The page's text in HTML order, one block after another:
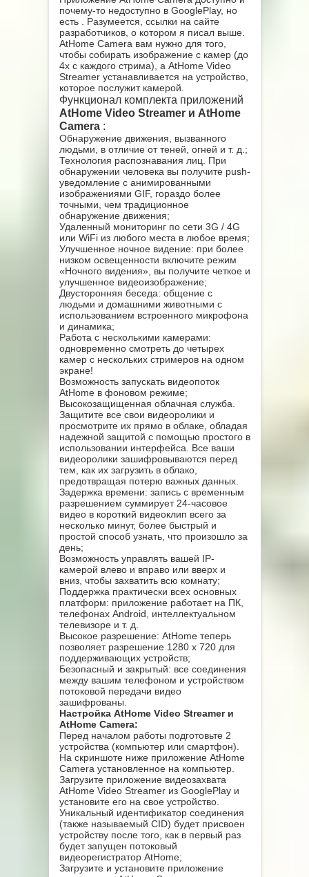
почему-то недоступно в GooglePlay, но
есть . Разумеется, ссылки на сайте
разработчиков, о котором я писал выше.
AtHome Camera вам нужно для того,
чтобы собирать изображение с камер (до
4х с каждого стрима), а AtHome Video
Streamer устанавливается на устройство,
которое послужит камерой.
Функционал комплекта приложений
AtHome Video Streamer и AtHome
Camera :
Обнаружение движения, вызванного
людьми, в отличие от теней, огней и т. д.;
Технология распознавания лиц. При
обнаружении человека вы получите push-
уведомление с анимированными
изображениями GIF, гораздо более
точными, чем традиционное
обнаружение движения;
Удаленный мониторинг по сети 3G / 4G
или WiFi из любого места в любое время;
Улучшенное ночное видение: при более
низком освещенности включите режим
«Ночного видения», вы получите четкое и
улучшенное видеоизображение;
Двусторонняя беседа: общение с
людьми и домашними животными с
использованием встроенного микрофона
и динамика;
Работа с несколькими камерами:
одновременно смотреть до четырех
камер с нескольких стримеров на одном
экране!
Возможность запускать видеопоток
AtHome в фоновом режиме;
Высокозащищенная облачная служба.
Защитите все свои видеоролики и
просмотрите их прямо в облаке, обладая
надежной защитой с помощью простого в
использовании интерфейса. Все ваши
видеоролики зашифровываются перед
тем, как их загрузить в облако,
предотвращая потерю важных данных.
Задержка времени: запись с временным
разрешением суммирует 24-часовое
видео в короткий видеоклип всего за
несколько минут, более быстрый и
простой способ узнать, что произошло за
день;
Возможность управлять вашей IP-
камерой влево и вправо или вверх и
вниз, чтобы захватить всю комнату;
Поддержка практически всех основных
платформ: приложение работает на ПК,
телефонах Android, интеллектуальном
телевизоре и т. д.
Высокое разрешение: AtHome теперь
позволяет разрешение 1280 x 720 для
поддерживающих устройств;
Безопасный и закрытый: все соединения
между вашим телефоном и устройством
потоковой передачи видео
зашифрованы.
Настройка AtHome Video Streamer и
AtHome Camera:
Перед началом работы подготовьте 2
устройства (компьютер или смартфон).
На скриншоте ниже приложение AtHome
Camera установленное на компьютер.
Загрузите приложение видеозахвата
AtHome Video Streamer из GooglePlay и
установите его на свое устройство.
Уникальный идентификатор соединения
(также называемый CID) будет присвоен
устройству после того, как в первый раз
будет запущен потоковый
видеорегистратор AtHome;
Загрузите и установите приложение